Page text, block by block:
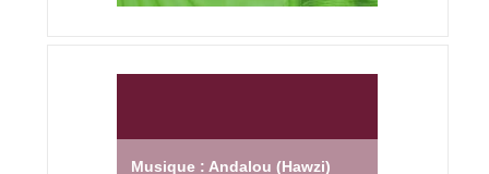
Musique : Andalou (Hawzi)